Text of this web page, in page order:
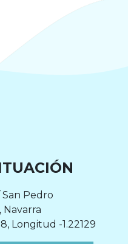
San Pedro
Navarra
Longitud -1.22129